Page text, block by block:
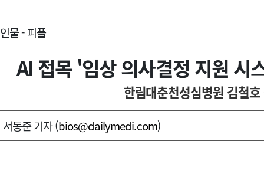
인물 - 피플
AI 접목 '임상 의사결정 지원 시
한림대춘천성심병원 김철
서동준 기자 (bios@dailymedi.com)